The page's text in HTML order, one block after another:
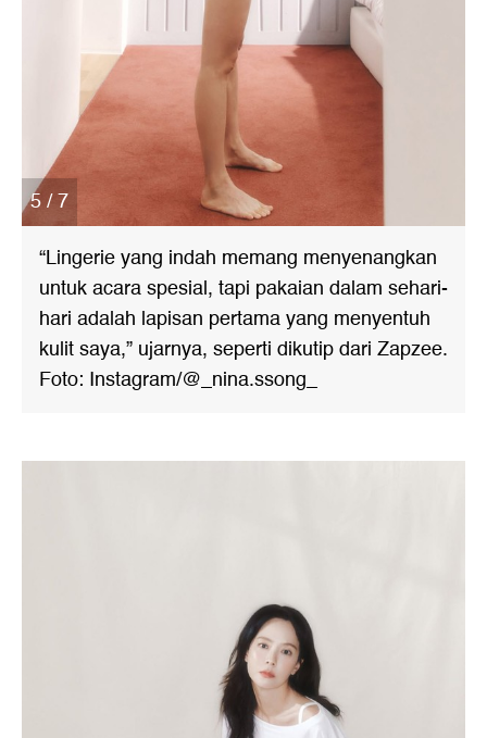
5 / 7
“Lingerie yang indah memang menyenangkan
untuk acara spesial, tapi pakaian dalam sehari-
hari adalah lapisan pertama yang menyentuh
kulit saya,” ujarnya, seperti dikutip dari Zapzee.
Foto: Instagram/@_nina.ssong_